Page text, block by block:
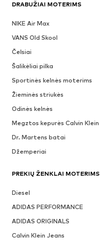
DRABUŽIAI MOTERIMS
NIKE Air Max
VANS Old Skool
Čelsiai
Šalikėliai pilka
Sportinės kelnės moterims
Žieminės striukės
Odinės kelnės
Megztos kepurės Calvin Klein
Dr. Martens batai
Džemperiai
PREKIŲ ŽENKLAI MOTERIMS
Diesel
ADIDAS PERFORMANCE
ADIDAS ORIGINALS
Calvin Klein Jeans